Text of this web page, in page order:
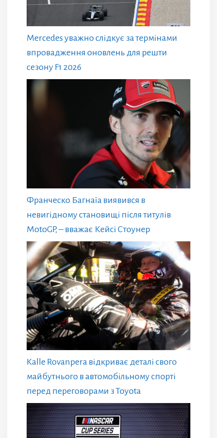
Mercedes уважно слідкує за термінами
впровадження оновлень для решти
сезону F1 2026
Франческо Багнаїа виявився в
невигідному становищі після титулів
MotoGP, – вважає Кейсі Стоунер
Kalle Rovanpera відкриває деталі свого
майбутнього в автомобільному спорті
перед переговорами з Toyota